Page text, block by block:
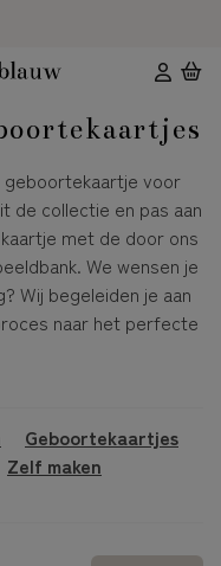
geboortekaartje voor
de collectie en pas aan
met de door ons
We wensen je
Wij begeleiden je aan
naar het perfecte
Geboortekaartjes
Zelf maken